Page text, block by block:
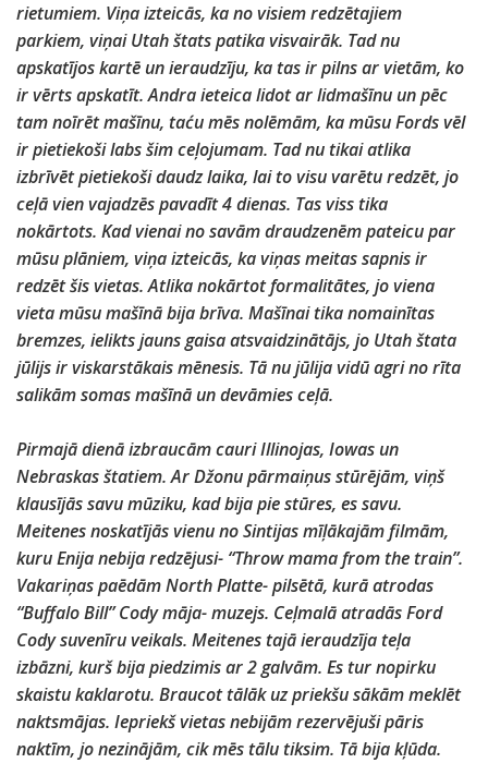
rietumiem. Viņa izteicās, ka no visiem redzētajiem
parkiem, viņai Utah štats patika visvairāk. Tad nu
apskatījos kartē un ieraudzīju, ka tas ir pilns ar vietām, ko
ir vērts apskatīt. Andra ieteica lidot ar lidmašīnu un pēc
tam noīrēt mašīnu, taću mēs nolēmām, ka mūsu Fords vēl
ir pietiekoši labs šim ceļojumam. Tad nu tikai atlika
izbrīvēt pietiekoši daudz laika, lai to visu varētu redzēt, jo
ceļā vien vajadzēs pavadīt 4 dienas. Tas viss tika
nokārtots. Kad vienai no savām draudzenēm pateicu par
mūsu plāniem, viņa izteicās, ka viņas meitas sapnis ir
redzēt šis vietas. Atlika nokārtot formalitātes, jo viena
vieta mūsu mašīnā bija brīva. Mašīnai tika nomainītas
bremzes, ielikts jauns gaisa atsvaidzinātājs, jo Utah štata
jūlijs ir viskarstākais mēnesis. Tā nu jūlija vidū agri no rīta
salikām somas mašīnā un devāmies ceļā.
Pirmajā dienā izbraucām cauri Illinojas, Iowas un
Nebraskas štatiem. Ar Džonu pārmaiņus stūrējām, viņš
klausījās savu mūziku, kad bija pie stūres, es savu.
Meitenes noskatījās vienu no Sintijas mīļākajām filmām,
kuru Enija nebija redzējusi- “Throw mama from the train”.
Vakariņas paēdām North Platte- pilsētā, kurā atrodas
“Buffalo Bill” Cody māja- muzejs. Ceļmalā atradās Ford
Cody suvenīru veikals. Meitenes tajā ieraudzīja teļa
izbāzni, kurš bija piedzimis ar 2 galvām. Es tur nopirku
skaistu kaklarotu. Braucot tālāk uz priekšu sākām meklēt
naktsmājas. Iepriekš vietas nebijām rezervējuši pāris
naktīm, jo nezinājām, cik mēs tālu tiksim. Tā bija kļūda.